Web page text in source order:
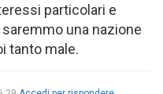
particolari e
una nazione
tanto male.